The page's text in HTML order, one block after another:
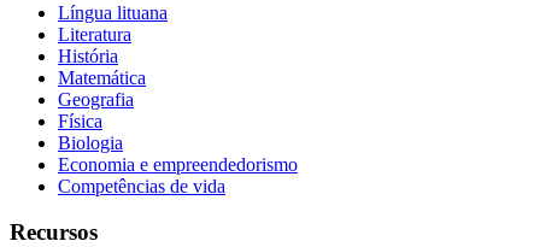
Língua lituana
Literatura
História
Matemática
Geografia
Física
Biologia
Economia e empreendedorismo
Competências de vida
Recursos